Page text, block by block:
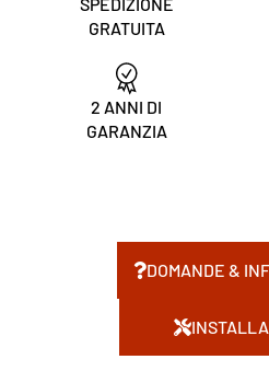
GRATUITA
2 ANNI DI
GARANZIA
DOMANDE &